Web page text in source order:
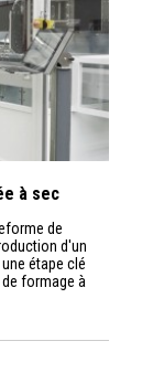
à sec
de
d'un
étape clé
formage à